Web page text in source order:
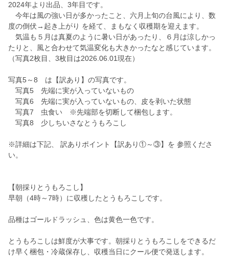
2024年より出品、3年目です。
今年は風の強い日が多かったこと、六月上旬の台風により、数
度の倒伏→起き上がり を経て、まもなく収穫期を迎えます。
気温も５月は真夏のように暑い日があったり、６月は涼しかっ
たりと、風と合わせて気温変化も大きかったなと感じています。
（写真2枚目、3枚目は2026.06.01現在）
写真5～8 は【訳あり】の写真です。
写真5 先端に実が入っていないもの
写真6 先端に実が入っていないもの、皮を剥いた状態
写真7 虫食い ※先端部を切断して梱包します。
写真8 少しちいさなとうもろこし
※詳細は下記、 訳ありポイント【訳あり①～③】を 参照くださ
い。
【朝採りとうもろこし】
早朝（4時～7時）に収穫したとうもろこしです。
品種はゴールドラッシュ、色は黄色一色です。
とうもろこしは鮮度が大事です。朝採りとうもろこしをできるだ
け早く梱包・冷蔵保存し、収穫当日にクール便で発送します。